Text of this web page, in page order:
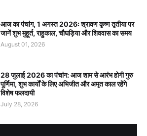
आज का पंचांग, 1 अगस्त 2026: श्रावण कृष्ण तृतीया पर
जानें शुभ मुहूर्त, राहुकाल, चौघड़िया और शिववास का समय
August 01, 2026
28 जुलाई 2026 का पंचांग: आज शाम से आरंभ होगी गुरु
पूर्णिमा, शुभ कार्यों के लिए अभिजीत और अमृत काल रहेंगे
विशेष फलदायी
July 28, 2026